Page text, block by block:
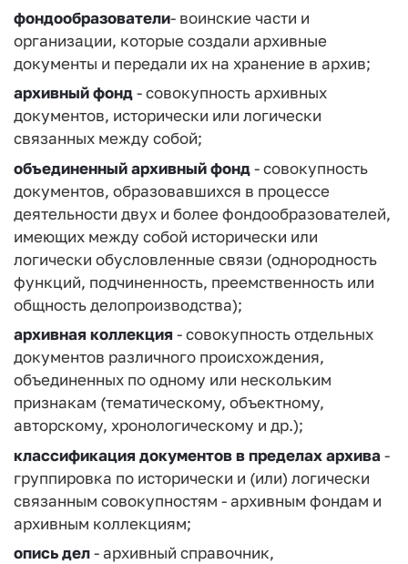
фондообразователи- воинские части и
организации, которые создали архивные
документы и передали их на хранение в архив;
архивный фонд- совокупность архивных
документов, исторически или логически
связанных между собой;
объединенный архивный фонд- совокупность
документов, образовавшихся в процессе
деятельности двух и более фондообразователей,
имеющих между собой исторически или
логически обусловленные связи (однородность
функций, подчиненность, преемственность или
общность делопроизводства);
архивная коллекция - совокупность отдельных
документов различного происхождения,
объединенных по одному или нескольким
признакам (тематическому, объектному,
авторскому, хронологическому и др.);
классификация документов в пределах архива-
группировка по исторически и (или) логически
связанным совокупностям - архивным фондам и
архивным коллекциям;
опись дел- архивный справочник,